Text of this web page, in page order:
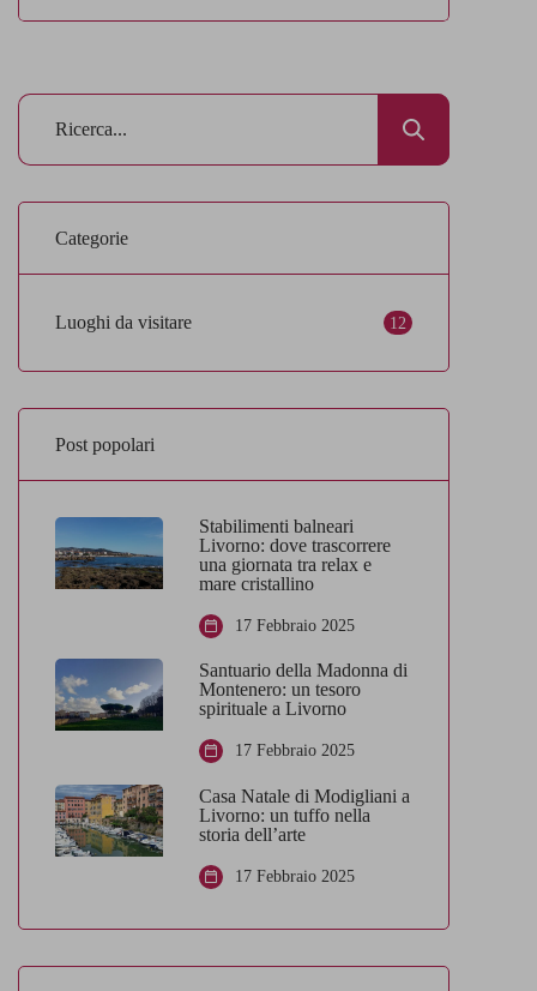
e proprio tesoro spirituale che affascina
il mare, il santuario non è solo un punto di
Categorie
Luoghi da visitare 12
Post popolari
Stabilimenti balneari
Livorno: dove trascorrere
una giornata tra relax e
mare cristallino
17 Febbraio 2025
Santuario della Madonna di
Montenero: un tesoro
spirituale a Livorno
17 Febbraio 2025
Casa Natale di Modigliani a
Livorno: un tuffo nella
storia dell’arte
17 Febbraio 2025